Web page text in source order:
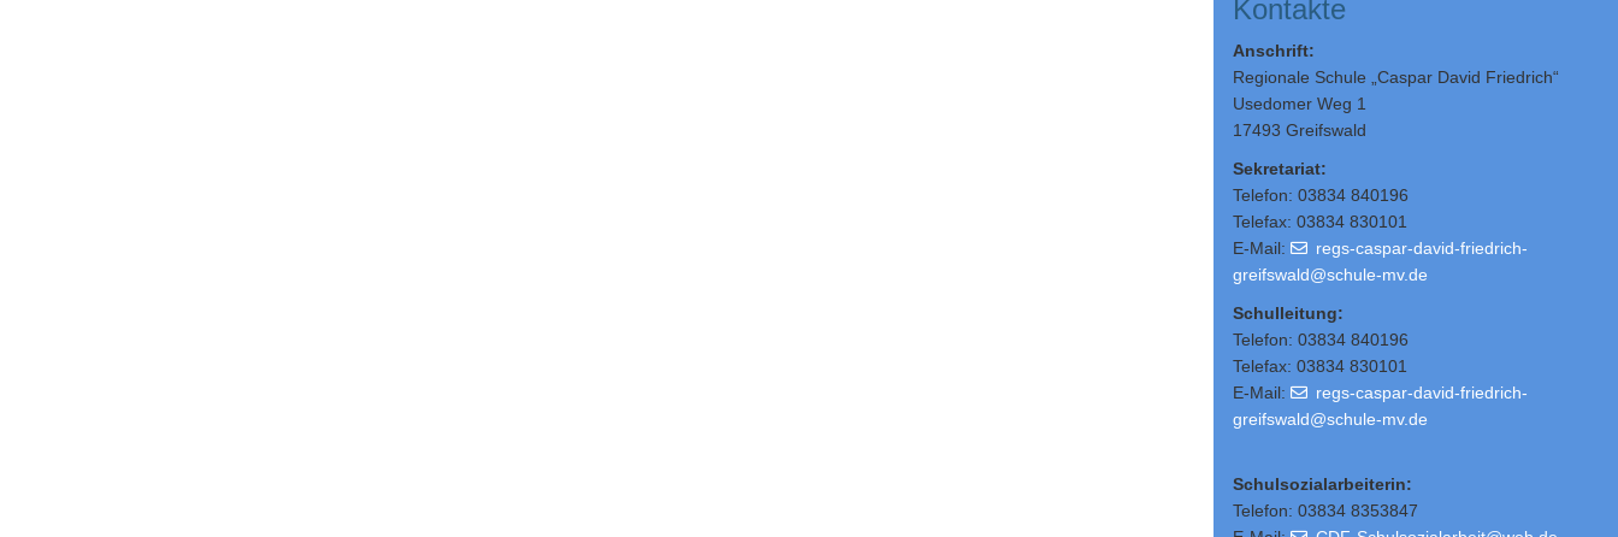
Kontakte
Anschrift:
Regionale Schule „Caspar David Friedrich“
Usedomer Weg 1
17493 Greifswald
Sekretariat:
Telefon: 03834 840196
Telefax: 03834 830101
E-Mail:
regs-caspar-david-friedrich-
greifswald@schule-mv.de
Schulleitung:
Telefon: 03834 840196
Telefax: 03834 830101
E-Mail:
regs-caspar-david-friedrich-
greifswald@schule-mv.de
Schulsozialarbeiterin:
Telefon: 03834 8353847